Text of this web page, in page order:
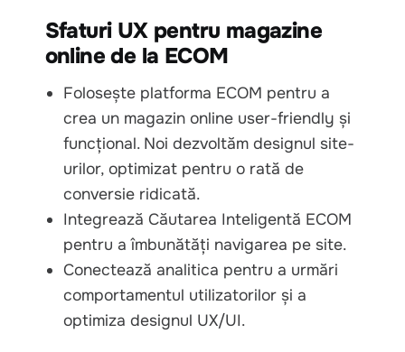
Sfaturi UX pentru magazine
online de la ECOM
Folosește platforma ECOM pentru a
crea un magazin online user-friendly și
funcțional. Noi dezvoltăm designul site-
urilor, optimizat pentru o rată de
conversie ridicată.
Integrează Căutarea Inteligentă ECOM
pentru a îmbunătăți navigarea pe site.
Conectează analitica pentru a urmări
comportamentul utilizatorilor și a
optimiza designul UX/UI.